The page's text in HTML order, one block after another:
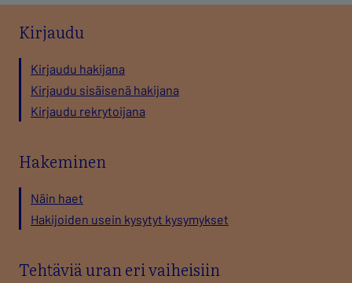
Kirjaudu
Kirjaudu hakijana
Kirjaudu sisäisenä hakijana
Kirjaudu rekrytoijana
Hakeminen
Näin haet
Hakijoiden usein kysytyt kysymykset
Tehtäviä uran eri vaiheisiin